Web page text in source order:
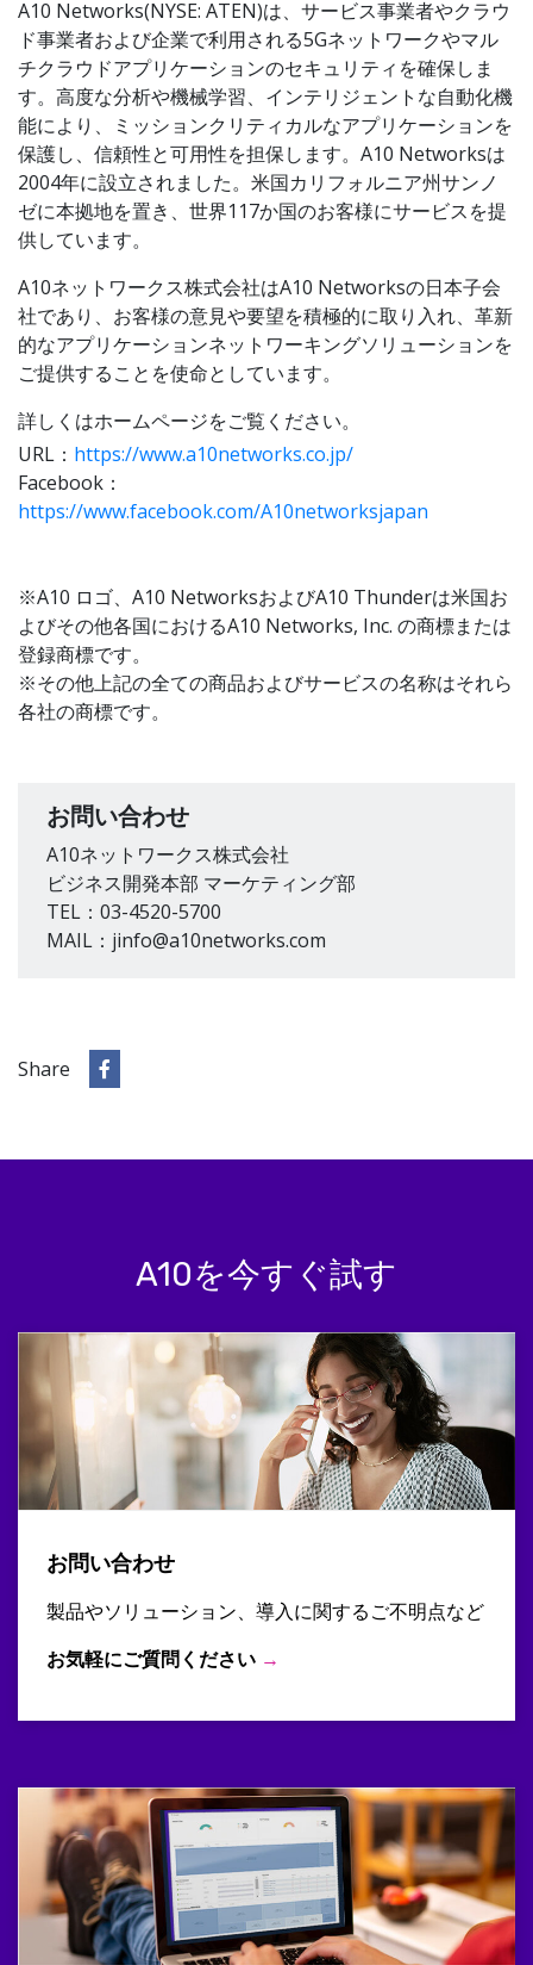
A10 Networks(NYSE: ATEN)は、サービス事業者やクラウ
ド事業者および企業で利用される5Gネットワークやマル
チクラウドアプリケーションのセキュリティを確保しま
す。高度な分析や機械学習、インテリジェントな自動化機
能により、ミッションクリティカルなアプリケーションを
保護し、信頼性と可用性を担保します。A10 Networksは
2004年に設立されました。米国カリフォルニア州サンノ
ゼに本拠地を置き、世界117か国のお客様にサービスを提
供しています。
A10ネットワークス株式会社はA10 Networksの日本子会
社であり、お客様の意見や要望を積極的に取り入れ、革新
的なアプリケーションネットワーキングソリューションを
ご提供することを使命としています。
詳しくはホームページをご覧ください。
URL： https://www.a10networks.co.jp/
Facebook：
https://www.facebook.com/A10networksjapan
※A10 ロゴ、A10 NetworksおよびA10 Thunderは米国お
よびその他各国におけるA10 Networks, Inc. の商標または
登録商標です。
※その他上記の全ての商品およびサービスの名称はそれら
各社の商標です。
お問い合わせ
A10ネットワークス株式会社
ビジネス開発本部 マーケティング部
TEL：03-4520-5700
MAIL：jinfo@a10networks.com
Share
A10を今すぐ試す
お問い合わせ
製品やソリューション、導入に関するご不明点など
お気軽にご質問ください →